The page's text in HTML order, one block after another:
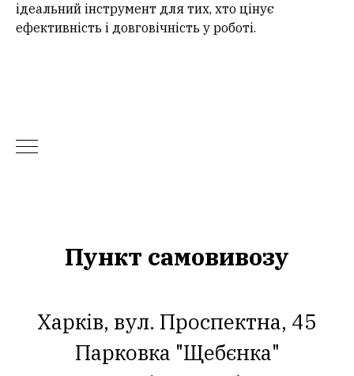
ідеальний інструмент для тих, хто цінує
ефективність і довговічність у роботі.
Пункт самовивозу
Харків, вул. Проспектна, 45
Парковка "Щебєнка"